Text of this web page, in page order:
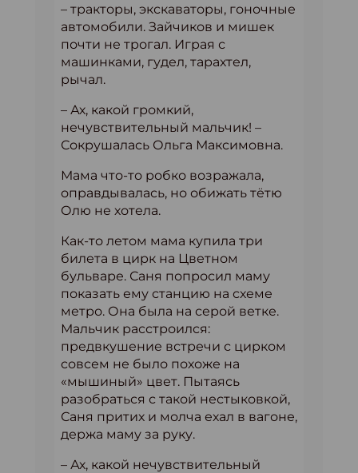
– тракторы, экскаваторы, гоночные
автомобили. Зайчиков и мишек
почти не трогал. Играя с
машинками, гудел, тарахтел,
рычал.
– Ах, какой громкий,
нечувствительный мальчик! –
Сокрушалась Ольга Максимовна.
Мама что-то робко возражала,
оправдывалась, но обижать тётю
Олю не хотела.
Как-то летом мама купила три
билета в цирк на Цветном
бульваре. Саня попросил маму
показать ему станцию на схеме
метро. Она была на серой ветке.
Мальчик расстроился:
предвкушение встречи с цирком
совсем не было похоже на
«мышиный» цвет. Пытаясь
разобраться с такой нестыковкой,
Саня притих и молча ехал в вагоне,
держа маму за руку.
– Ах, какой нечувствительный